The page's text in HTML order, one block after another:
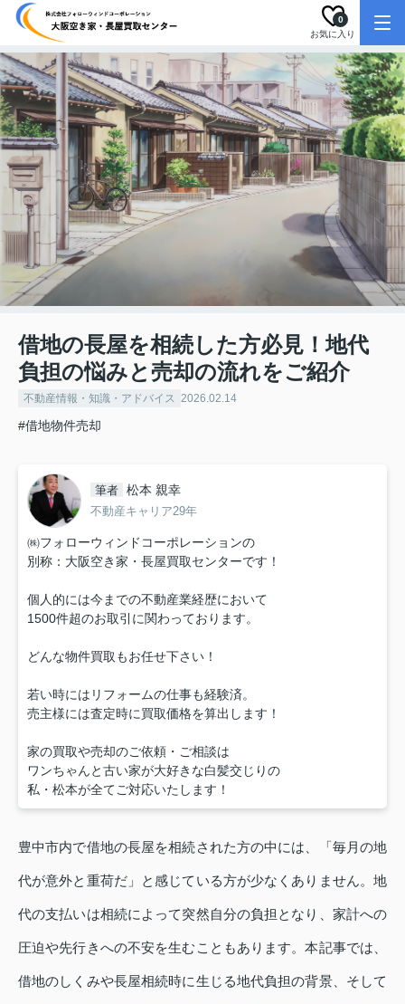
お気に入り
0
借地の長屋を相続した方必見！地代
負担の悩みと売却の流れをご紹介
不動産情報・知識・アドバイス 2026.02.14
#借地物件売却
筆者 松本 親幸
不動産キャリア29年
㈱フォローウィンドコーポレーションの
別称：大阪空き家・長屋買取センターです！
個人的には今までの不動産業経歴において
1500件超のお取引に関わっております。
どんな物件買取もお任せ下さい！
若い時にはリフォームの仕事も経験済。
売主様には査定時に買取価格を算出します！
家の買取や売却のご依頼・ご相談は
ワンちゃんと古い家が大好きな白髪交じりの
私・松本が全てご対応いたします！
豊中市内で借地の長屋を相続された方の中には、「毎月の地
代が意外と重荷だ」と感じている方が少なくありません。地
代の支払いは相続によって突然自分の負担となり、家計への
圧迫や先行きへの不安を生むこともあります。本記事では、
借地のしくみや長屋相続時に生じる地代負担の背景、そして